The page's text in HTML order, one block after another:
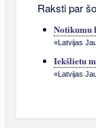
Raksti par
Notikumu
«Latvijas
Iekšlietu
«Latvijas